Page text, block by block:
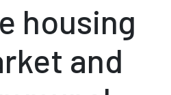
housing
and